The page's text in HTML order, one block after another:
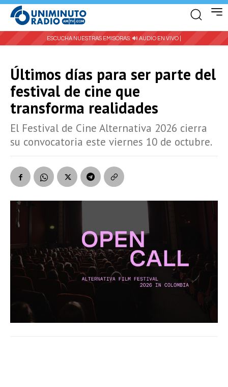
ESCUCHA NUESTRAS EMISORAS: 🔊 AUDIO EN VIVO |
Últimos días para ser parte del
festival de cine que
transforma realidades
El Festival de Cine Alternativa 2026 cierra
su convocatoria este viernes 10 de octubre.